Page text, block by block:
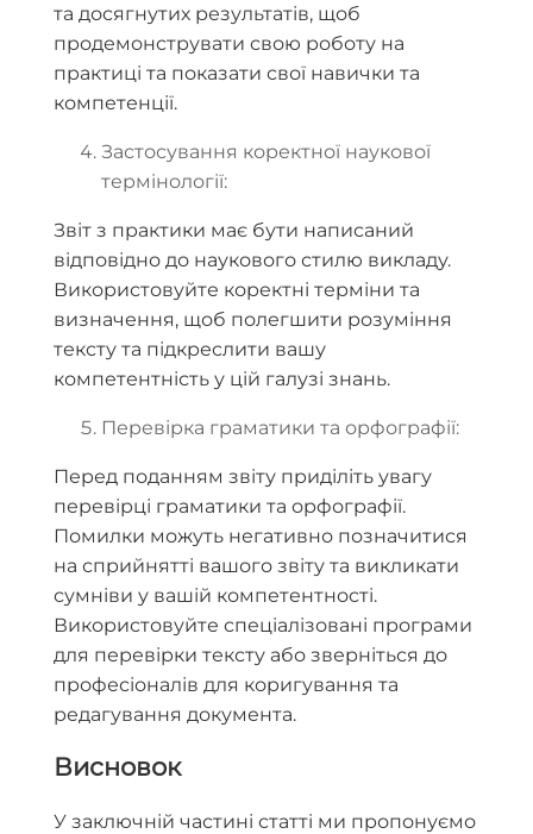
та досягнутих результатів, щоб
продемонструвати свою роботу на
практиці та показати свої навички та
компетенції.
Застосування коректної наукової
термінології:
Звіт з практики має бути написаний
відповідно до наукового стилю викладу.
Використовуйте коректні терміни та
визначення, щоб полегшити розуміння
тексту та підкреслити вашу
компетентність у цій галузі знань.
Перевірка граматики та орфографії:
Перед поданням звіту приділіть увагу
перевірці граматики та орфографії.
Помилки можуть негативно позначитися
на сприйнятті вашого звіту та викликати
сумніви у вашій компетентності.
Використовуйте спеціалізовані програми
для перевірки тексту або зверніться до
професіоналів для коригування та
редагування документа.
Висновок
У заключній частині статті ми пропонуємо